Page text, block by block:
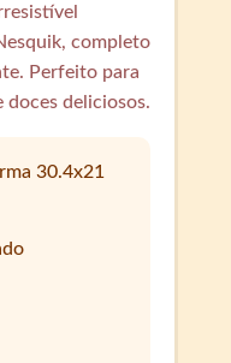
completo
Perfeito para
doces deliciosos.
30.4x21